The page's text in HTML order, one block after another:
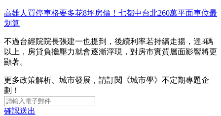
高雄人買停車格要多花8坪房價！七都中台北260萬平面車位最
划算
不過台經院院長張建一也提到，後續利率若持續走揚，達3碼
以上，房貸負擔壓力就會逐漸浮現，對房市實質層面影響將更
顯著。
更多政策解析、城市發展，請訂閱《城市學》不定期專題企
劃！
確認送出